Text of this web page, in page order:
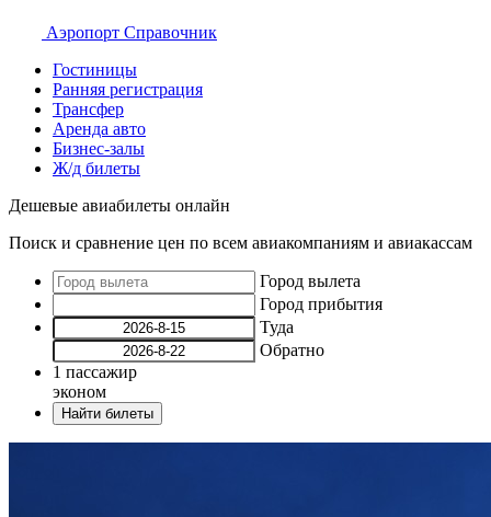
Аэропорт Справочник
Гостиницы
Ранняя регистрация
Трансфер
Аренда авто
Бизнес-залы
Ж/д билеты
Дешевые авиабилеты онлайн
Поиск и сравнение цен по всем авиакомпаниям и авиакассам
Город вылета
Город прибытия
Туда
Обратно
1 пассажир
эконом
Найти билеты